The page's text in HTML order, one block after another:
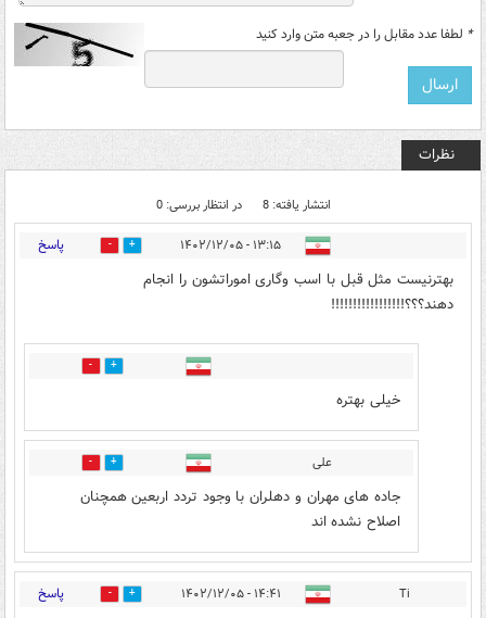
* لطفا عدد مقابل را در جعبه متن وارد کنید
نظرات
انتشار یافته: 8 در انتظار بررسی: 0
۱۳:۱۵ - ۱۴۰۲/۱۲/۰۵ 1 پاسخ
بهترنیست مثل قبل با اسب وگاری اموراتشون را انجام
دهند؟؟؟!!!!!!!!!!!!!!!!!
1
خیلی بهتره
علی 2
جاده های مهران و دهلران با وجود تردد اربعین همچنان
اصلاح نشده اند
Ti ۱۴:۴۱ - ۱۴۰۲/۱۲/۰۵ 1 پاسخ